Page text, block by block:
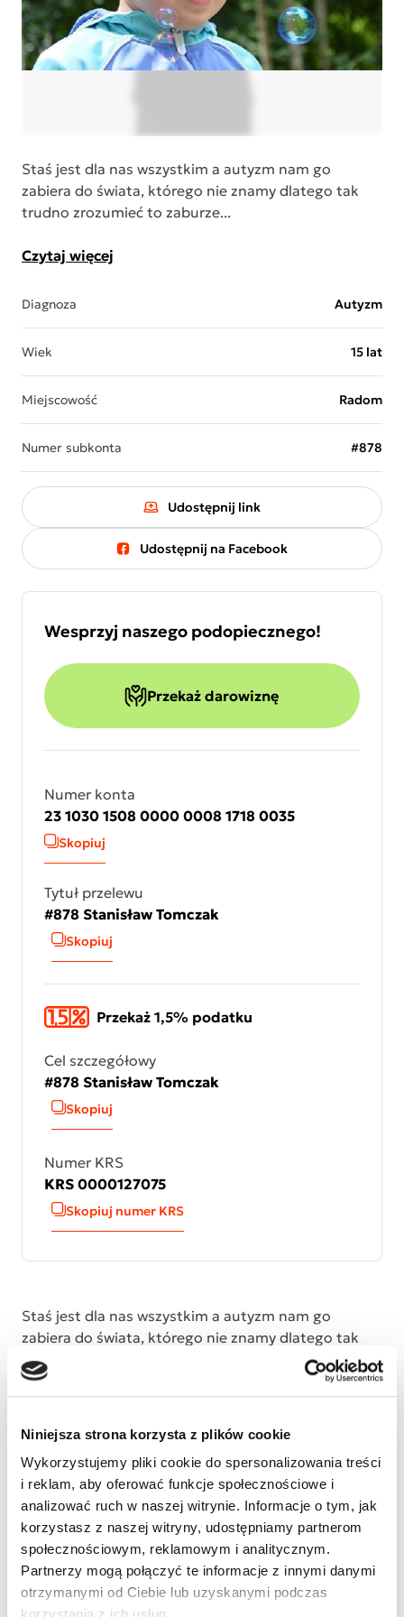
Niniejsza strona korzysta z plików cookie
Wykorzystujemy pliki cookie do spersonalizowania treści
i reklam, aby oferować funkcje społecznościowe i
analizować ruch w naszej witrynie. Informacje o tym, jak
korzystasz z naszej witryny, udostępniamy partnerom
społecznościowym, reklamowym i analitycznym.
Partnerzy mogą połączyć te informacje z innymi danymi
otrzymanymi od Ciebie lub uzyskanymi podczas
Staś jest dla nas wszystkim a autyzm nam go
zabiera do świata, którego nie znamy dlatego tak
trudno zrozumieć to zaburze...
Czytaj więcej
Diagnoza Autyzm
Wiek 15 lat
Miejscowość Radom
Numer subkonta #878
Udostępnij link
Udostępnij na Facebook
Wesprzyj naszego podopiecznego!
Przekaż darowiznę
Numer konta
23 1030 1508 0000 0008 1718 0035
Skopiuj
Tytuł przelewu
#878 Stanisław Tomczak
Skopiuj
Przekaż 1,5% podatku
Cel szczegółowy
#878 Stanisław Tomczak
Skopiuj
Numer KRS
KRS 0000127075
Skopiuj numer KRS
Staś jest dla nas wszystkim a autyzm nam go
zabiera do świata, którego nie znamy dlatego tak
trudno zrozumieć to zaburzenie. Pragniemy pomóc
z całych sil ,mądrze i konsekwentnie prowadzić
Stasia przez życie. Potrzebujemy pomocy ludzi
doświadczonych bo każde wsparcie jest bezcenne.